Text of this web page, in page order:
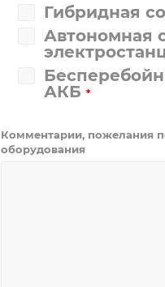
Гибридная
Автономная
АКБ *
Комментарии, пожелания
оборудования